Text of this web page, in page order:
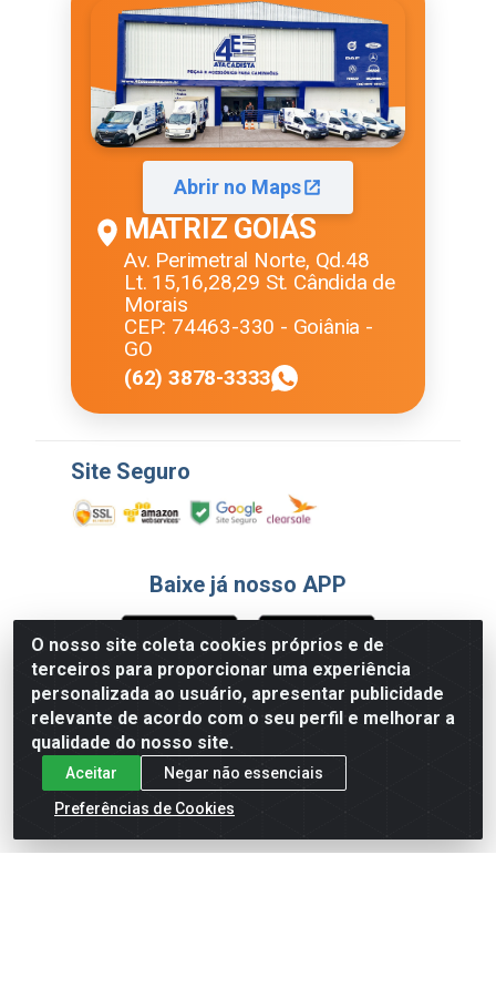
O nosso site coleta cookies próprios e de
terceiros para proporcionar uma experiência
personalizada ao usuário, apresentar publicidade
relevante de acordo com o seu perfil e melhorar a
qualidade do nosso site.
Aceitar
Negar não essenciais
Preferências de Cookies
Abrir no Maps
MATRIZ GOIÁS
Av. Perimetral Norte, Qd.48
Lt. 15,16,28,29 St. Cândida de
Morais
CEP: 74463-330 - Goiânia -
GO
(62) 3878-3333
Site Seguro
Baixe já nosso APP
Formas de Pagamento